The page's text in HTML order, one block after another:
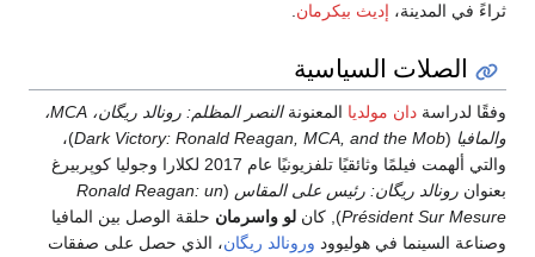
ثراءً في المدينة، إديث بيكرمان.
الصلات السياسية
وفقًا لدراسة دان مولديا المعنونة
النصر المظلم: رونالد ريگان، MCA،
والمافيا (
Dark Victory: Ronald Reagan, MCA, and the Mob)،
والتي ألهمت فيلمًا وثائقيًا تلفزيونيًا عام 2017 لكلارا وجوليا كوپربيرغ
بعنوان رونالد ريگان: رئيس على المقاس (
Ronald Reagan: un
Président Sur Mesure), كان لو واسرمان حلقة الوصل بين المافيا
وصناعة السينما في هوليوود ورونالد ريگان، الذي حصل على صفقات